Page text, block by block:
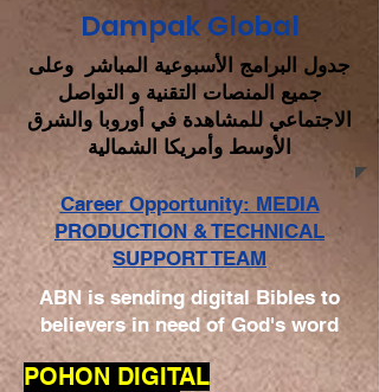
Dampak Global
جدول البرامج الأسبوعية المباشر وعلى
جميع المنصات التقنية و التواصل
الاجتماعي للمشاهدة في أوروبا والشرق
الأوسط وأمريكا الشمالية
ABN is sending digital Bibles to
believers in need of God's word
Career Opportunity: MEDIA
PRODUCTION & TECHNICAL
SUPPORT TEAM
POHON DIGITAL